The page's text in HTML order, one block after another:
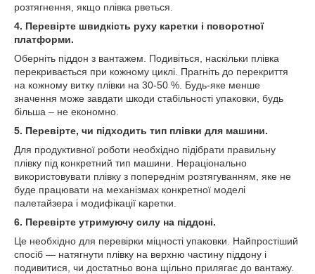
розтягнення, якщо плівка рветься.
4. Перевірте швидкість руху каретки і поворотної
платформи.
Оберніть піддон з вантажем. Подивіться, наскільки плівка
перекривається при кожному циклі. Прагніть до перекриття
на кожному витку плівки на 30-50 %. Будь-яке менше
значення може завдати шкоди стабільності упаковки, будь
більша – не економно.
5. Перевірте, чи підходить тип плівки для машини.
Для продуктивної роботи необхідно підібрати правильну
плівку під конкретний тип машини. Нераціонально
використовувати плівку з попереднім розтягуванням, яке не
буде працювати на механізмах конкретної моделі
палетайзера і модифікації каретки.
6. Перевірте утримуючу силу на піддоні.
Це необхідно для перевірки міцності упаковки. Найпростіший
спосіб — натягнути плівку на верхню частину піддону і
подивитися, чи достатньо вона щільно прилягає до вантажу.